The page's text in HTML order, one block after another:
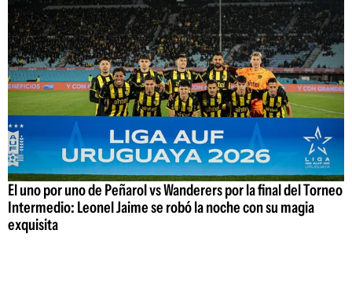
El uno por uno de Peñarol vs Wanderers por la final del Torneo
Intermedio: Leonel Jaime se robó la noche con su magia
exquisita